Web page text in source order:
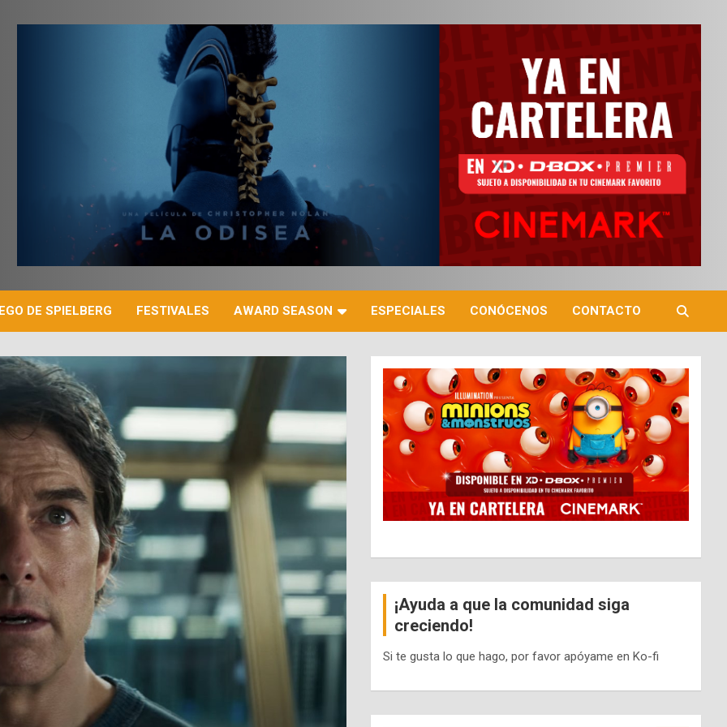
DE SPIELBERG FESTIVALES AWARD SEASON ESPECIALES CONÓCENOS CONTACTO
¡Ayuda a que la comunidad siga
creciendo!
Si te gusta lo que hago, por favor apóyame en Ko-fi